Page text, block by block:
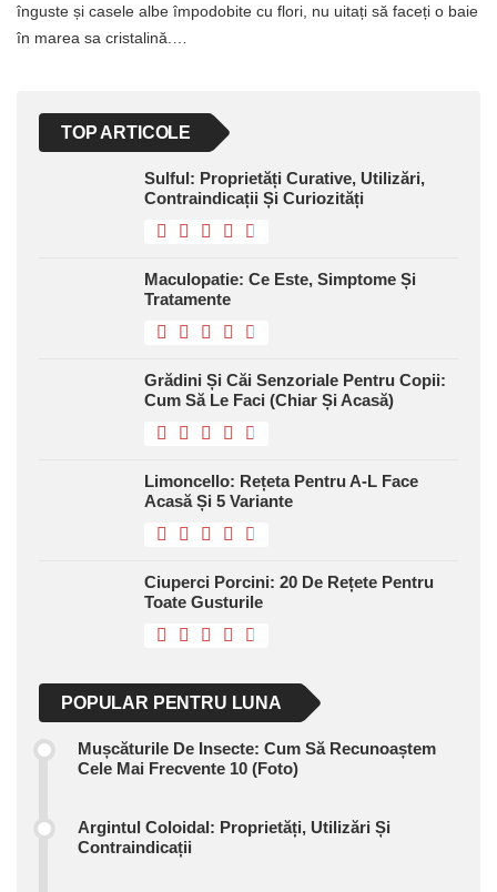
înguste și casele albe împodobite cu flori, nu uitați să faceți o baie
în marea sa cristalină.…
TOP ARTICOLE
Sulful: Proprietăți Curative, Utilizări,
Contraindicații Și Curiozități
Maculopatie: Ce Este, Simptome Și
Tratamente
Grădini Și Căi Senzoriale Pentru Copii:
Cum Să Le Faci (chiar Și Acasă)
Limoncello: Rețeta Pentru A-L Face
Acasă Și 5 Variante
Ciuperci Porcini: 20 De Rețete Pentru
Toate Gusturile
POPULAR PENTRU LUNA
Mușcăturile De Insecte: Cum Să Recunoaștem
Cele Mai Frecvente 10 (foto)
Argintul Coloidal: Proprietăți, Utilizări Și
Contraindicații